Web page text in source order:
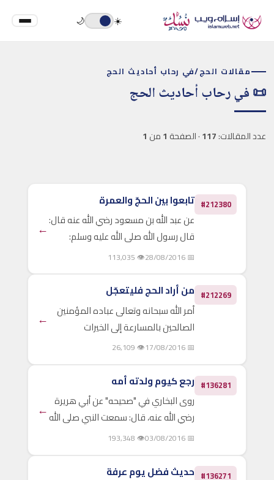
☀️
🌙
مقالات الحج/في رحاب أحاديث الحج
📜 في رحاب أحاديث الحج
عدد المقالات:117· الصفحة 1من 1
#212380 تابعوا بين الحجّ والعمرة
عن عبد الله بن مسعود رضي الله عنه قال:
قال رسول الله صلى الله عليه وسلم:
(تَابِعُوا بَيْنَ الْحَجِّ وَالْعُمْرَةِ، فَإِنَّهُمَا يَنْفِيَانِ
📅 28/08/2016
👁 113,035
←
#212269 من أراد الحج فليتعجّل
أمر الله سبحانه وتعالى عباده المؤمنين
الصالحين بالمسارعة إلى الخيرات
والطاعات، فقال عز وجلّ: {فَاسْتَبِقُوا
الله عليه وسلم على المبادرة والمسارعة
في عمل..
📅 17/08/2016
👁 26,109
←
#136281 رجع كيوم ولدته أمه
روى البخاري في "صحيحه" عن أبي هريرة
رضي الله عنه، قال: سمعت النبي صلى الله
عليه وسلم يقول: (من حج لله فلم يرفث
رواية له أيضًا: (من حج هذا البيت فلم
📅 03/08/2016
👁 193,348
←
#136271 حديث فضل يوم عرفة